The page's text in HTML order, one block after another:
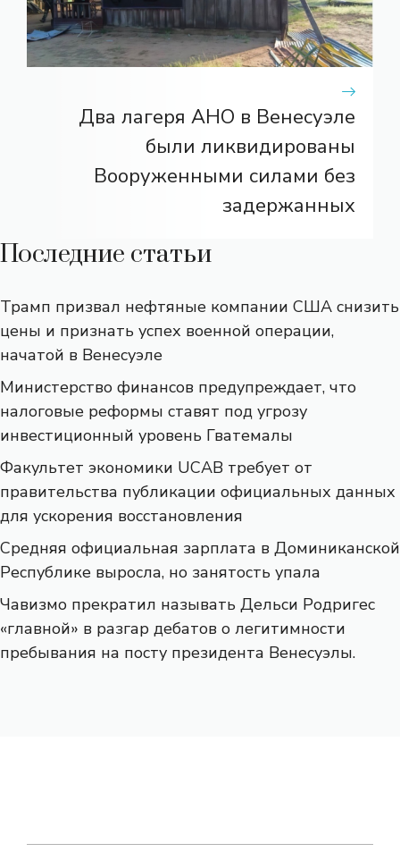
Два лагеря АНО в Венесуэле
были ликвидированы
Вооруженными силами без
задержанных
Последние статьи
Трамп призвал нефтяные компании США снизить
цены и признать успех военной операции,
начатой ​​в Венесуэле
Министерство финансов предупреждает, что
налоговые реформы ставят под угрозу
инвестиционный уровень Гватемалы
Факультет экономики UCAB требует от
правительства публикации официальных данных
для ускорения восстановления
Средняя официальная зарплата в Доминиканской
Республике выросла, но занятость упала
Чавизмо прекратил называть Дельси Родригес
«главной» в разгар дебатов о легитимности
пребывания на посту президента Венесуэлы.